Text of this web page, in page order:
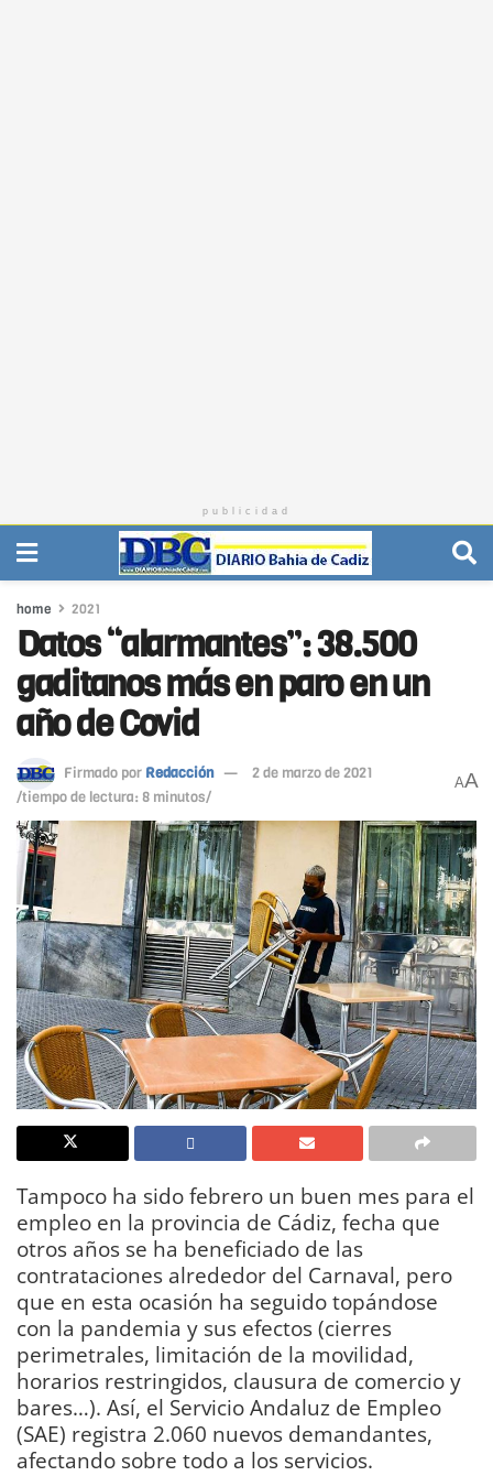
publicidad
home 2021
Datos “alarmantes”: 38.500
gaditanos más en paro en un
año de Covid
Firmado por Redacción
2 de marzo de 2021
/tiempo de lectura: 8 minutos/
AA
Tampoco ha sido febrero un buen mes para el
empleo en la provincia de Cádiz, fecha que
otros años se ha beneficiado de las
contrataciones alrededor del Carnaval, pero
que en esta ocasión ha seguido topándose
con la pandemia y sus efectos (cierres
perimetrales, limitación de la movilidad,
horarios restringidos, clausura de comercio y
bares…). Así, el Servicio Andaluz de Empleo
(SAE) registra 2.060 nuevos demandantes,
afectando sobre todo a los servicios.